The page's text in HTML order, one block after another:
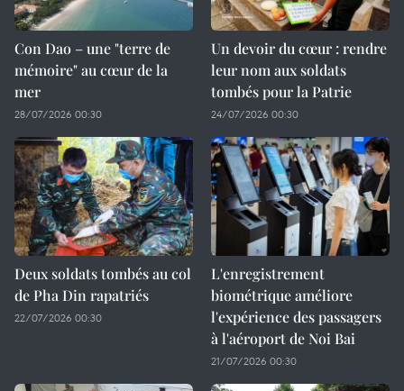
Con Dao – une "terre de
mémoire" au cœur de la
mer
28/07/2026 00:30
Un devoir du cœur : rendre
leur nom aux soldats
tombés pour la Patrie
24/07/2026 00:30
Deux soldats tombés au col
de Pha Din rapatriés
22/07/2026 00:30
L'enregistrement
biométrique améliore
l'expérience des passagers
à l'aéroport de Noi Bai
21/07/2026 00:30